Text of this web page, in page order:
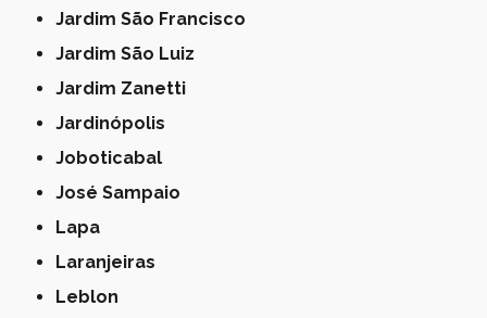
Jardim São Francisco
Jardim São Luiz
Jardim Zanetti
Jardinópolis
Joboticabal
José Sampaio
Lapa
Laranjeiras
Leblon